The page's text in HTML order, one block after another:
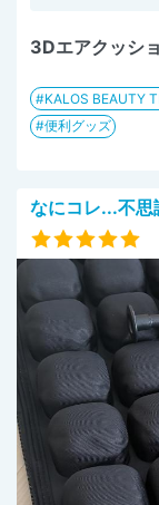
3Dエアクッシ
KALOS BEAUTY
便利グッズ
なにコレ...不思